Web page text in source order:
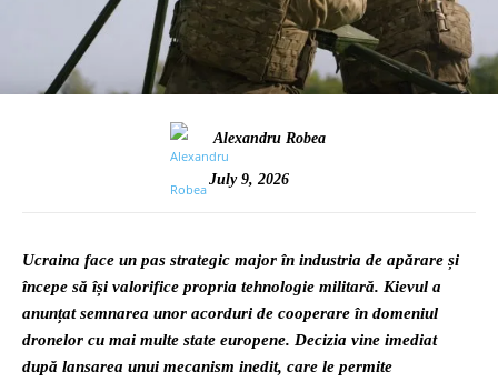
Alexandru Robea
July 9, 2026
Ucraina face un pas strategic major în industria de apărare și
începe să își valorifice propria tehnologie militară. Kievul a
anunțat semnarea unor acorduri de cooperare în domeniul
dronelor cu mai multe state europene. Decizia vine imediat
după lansarea unui mecanism inedit, care le permite